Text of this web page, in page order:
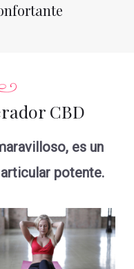
CBD
es un
potente.